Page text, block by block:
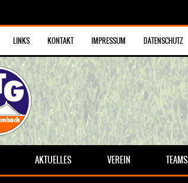
LINKS KONTAKT IMPRESSUM DATENSCHUTZ
AKTUELLES VEREIN TEAMS